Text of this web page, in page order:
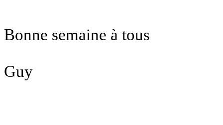
Bonne semaine à tous
Guy